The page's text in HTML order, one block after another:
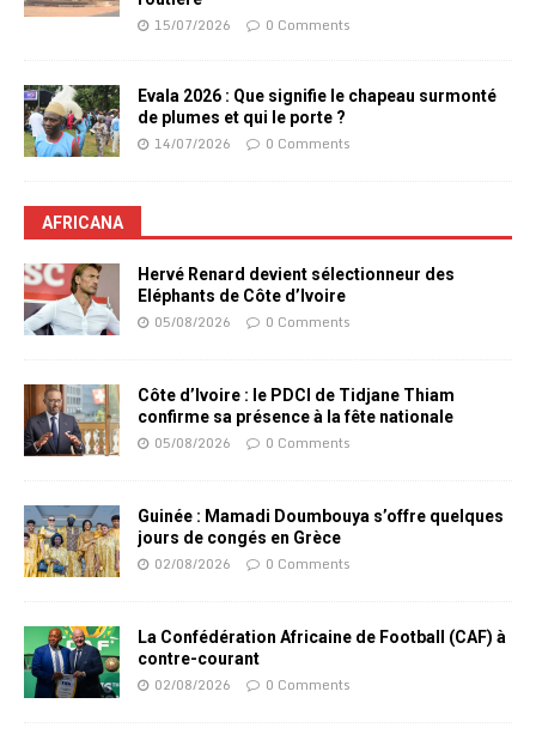
15/07/2026 0 Comments
Evala 2026 : Que signifie le chapeau surmonté
de plumes et qui le porte ?
14/07/2026 0 Comments
AFRICANA
Hervé Renard devient sélectionneur des
Eléphants de Côte d’Ivoire
05/08/2026 0 Comments
Côte d’Ivoire : le PDCI de Tidjane Thiam
confirme sa présence à la fête nationale
05/08/2026 0 Comments
Guinée : Mamadi Doumbouya s’offre quelques
jours de congés en Grèce
02/08/2026 0 Comments
La Confédération Africaine de Football (CAF) à
contre-courant
02/08/2026 0 Comments